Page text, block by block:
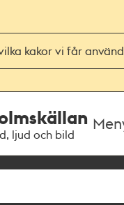
kakor vi får
ljud och bild